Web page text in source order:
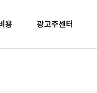
용 광고주센터